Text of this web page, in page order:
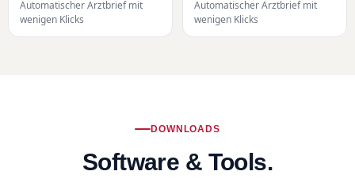
Automatischer Arztbrief mit
wenigen Klicks
Automatischer Arztbrief mit
wenigen Klicks
DOWNLOADS
Software & Tools.